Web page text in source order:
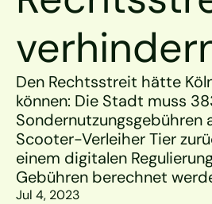
Den Rechtsstreit hätte
können: Die Stadt muss
Sondernutzungsgebühren
Scooter-Verleiher Tier
einem digitalen
Gebühren berechnet
Jul 4, 2023